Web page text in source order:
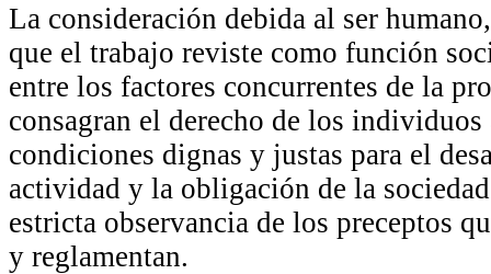
La consideración debida al ser
que el trabajo reviste como función
entre los factores concurrentes de la
consagran el derecho de los
condiciones dignas y justas para el
actividad y la obligación de la
estricta observancia de los preceptos
y reglamentan.